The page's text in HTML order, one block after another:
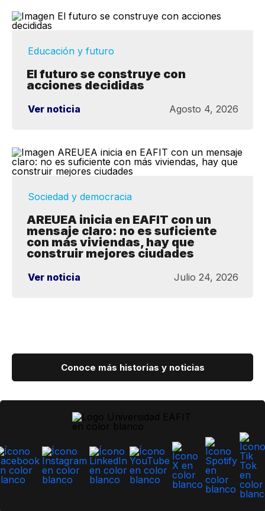
Educación y futuro
El futuro se construye con
acciones decididas
Ver noticia Agosto 4, 2026
Sociedad y democracia
AREUEA inicia en EAFIT con un
mensaje claro: no es suficiente
con más viviendas, hay que
construir mejores ciudades
Ver noticia Julio 24, 2026
Conoce más historias y noticias